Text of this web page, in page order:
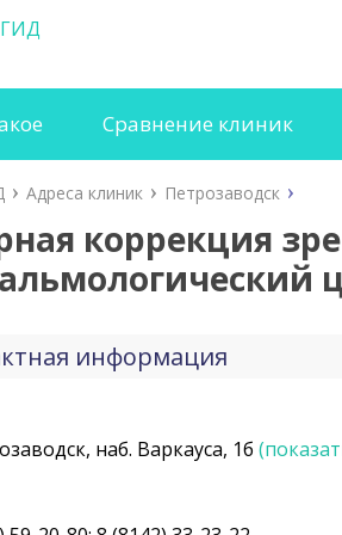
Сравнение клиник
Адреса клиник Петрозаводск
коррекция
информация
наб. Варкауса, 1б